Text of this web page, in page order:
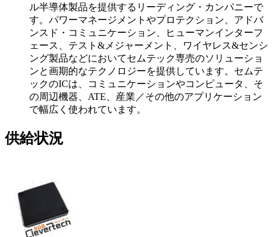
ル半導体製品を提供するリーディング・カンパニーで
す。パワーマネージメントやプロテクション、アドバ
ンスド・コミュニケーション、ヒューマンインターフ
ェース、テスト&メジャーメント、ワイヤレス&センシ
ング製品などにおいてセムテック専売のソリューショ
ンと画期的なテクノロジーを提供しています。セムテ
ックのICは、コミュニケーションやコンピュータ、そ
の周辺機器、ATE、産業／その他のアプリケーション
で幅広く使われています。
供給状況